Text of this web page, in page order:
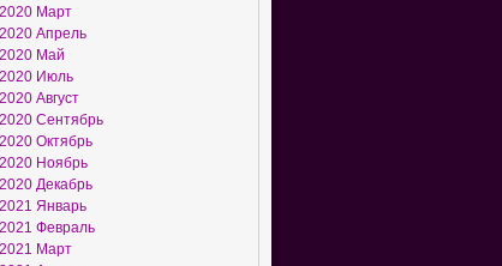
2020 Март
2020 Апрель
2020 Май
2020 Июль
2020 Август
2020 Сентябрь
2020 Октябрь
2020 Ноябрь
2020 Декабрь
2021 Январь
2021 Февраль
2021 Март